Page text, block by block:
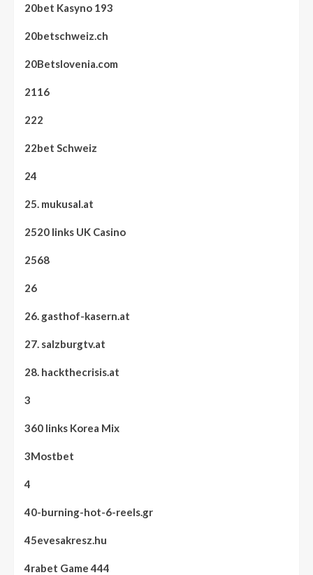
20bet Kasyno 193
20betschweiz.ch
20Betslovenia.com
2116
222
22bet Schweiz
24
25. mukusal.at
2520 links UK Casino
2568
26
26. gasthof-kasern.at
27. salzburgtv.at
28. hackthecrisis.at
3
360 links Korea Mix
3Mostbet
4
40-burning-hot-6-reels.gr
45evesakresz.hu
4rabet Game 444